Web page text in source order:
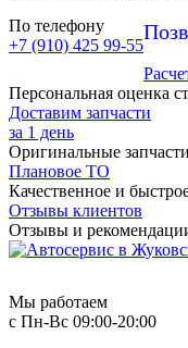
По телефону
+7 (910) 425 99-55
Персональная оценка
Доставим запчасти
за 1 день
Оригинальные
Плановое ТО
Качественное и
Отзывы клиентов
Отзывы и
Мы работаем
с Пн-Вc 09:00-20:00